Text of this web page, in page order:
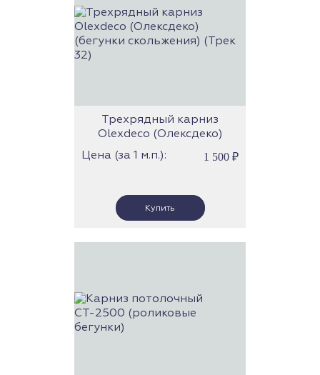
Трехрядный карниз
Olexdeco (Олексдеко)
(бегунки скольжения)
(Трек 32)
Цена (за 1 м.п.): 1 500 ₽